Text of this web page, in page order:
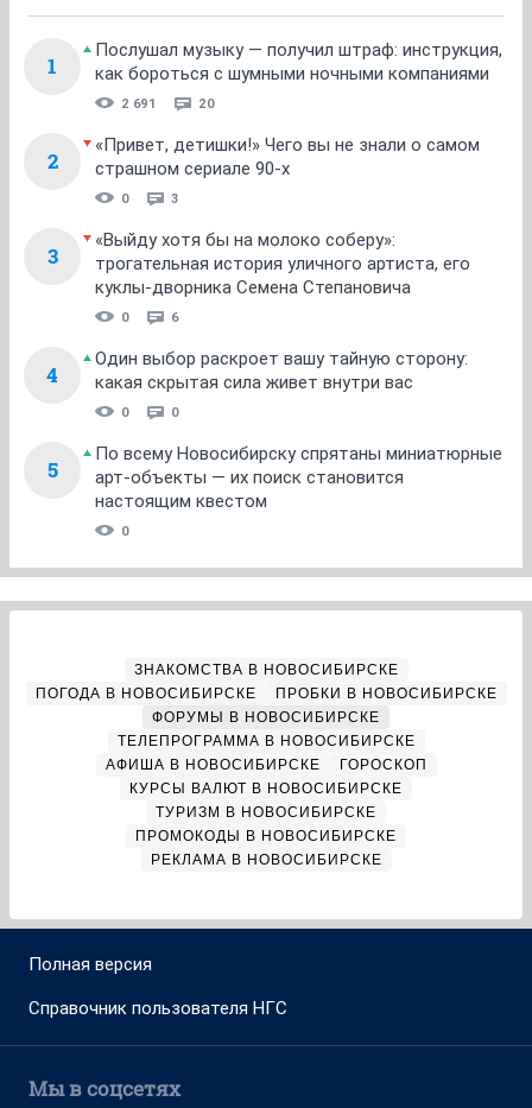
1
Послушал музыку — получил штраф: инструкция,
как бороться с шумными ночными компаниями
2 691 20
2
«Привет, детишки!» Чего вы не знали о самом
страшном сериале 90-х
0 3
3
«Выйду хотя бы на молоко соберу»:
трогательная история уличного артиста, его
куклы-дворника Семена Степановича
0 6
4
Один выбор раскроет вашу тайную сторону:
какая скрытая сила живет внутри вас
0 0
5
По всему Новосибирску спрятаны миниатюрные
арт-объекты — их поиск становится
настоящим квестом
0
ЗНАКОМСТВА В НОВОСИБИРСКЕ
ПОГОДА В НОВОСИБИРСКЕ
ПРОБКИ В НОВОСИБИРСКЕ
ФОРУМЫ В НОВОСИБИРСКЕ
ТЕЛЕПРОГРАММА В НОВОСИБИРСКЕ
АФИША В НОВОСИБИРСКЕ
ГОРОСКОП
КУРСЫ ВАЛЮТ В НОВОСИБИРСКЕ
ТУРИЗМ В НОВОСИБИРСКЕ
ПРОМОКОДЫ В НОВОСИБИРСКЕ
РЕКЛАМА В НОВОСИБИРСКЕ
Полная версия
Справочник пользователя НГС
Мы в соцсетях